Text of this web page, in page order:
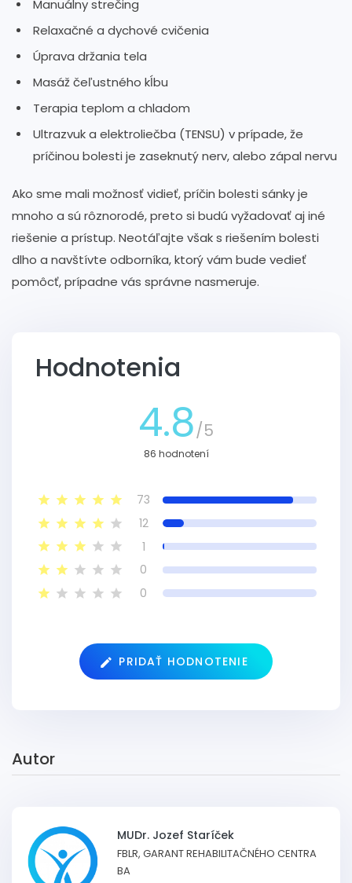
Manuálny strečing
Relaxačné a dychové cvičenia
Úprava držania tela
Masáž čeľustného kĺbu
Terapia teplom a chladom
Ultrazvuk a elektroliečba (TENSU) v prípade, že
príčinou bolesti je zaseknutý nerv, alebo zápal nervu
Ako sme mali možnosť vidieť, príčin bolesti sánky je
mnoho a sú rôznorodé, preto si budú vyžadovať aj iné
riešenie a prístup. Neotáľajte však s riešením bolesti
dlho a navštívte odborníka, ktorý vám bude vedieť
pomôcť, prípadne vás správne nasmeruje.
Hodnotenia
4.8/5
86 hodnotení
73
12
1
0
0
PRIDAŤ HODNOTENIE
Autor
MUDr. Jozef Staríček
FBLR, GARANT REHABILITAČNÉHO CENTRA
BA